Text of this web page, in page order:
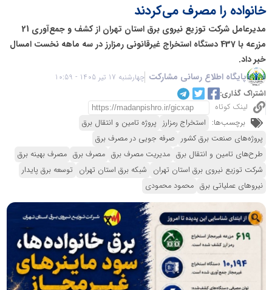
خانواده را مصرف می‌کردند
مدیرعامل شرکت توزیع نیروی برق استان تهران از کشف و جمع‌آوری 21
مزرعه با 437 دستگاه استخراج غیرقانونی رمزارز در سه ماهه نخست امسال
خبر داد.
پایگاه اطلاع رسانی مشارکت چهارشنبه 17 تیر 1405 - 10:59
اشتراک گذاری:
لینک کوتاه
برچسب‌ها: استخراج رمزارز پروژه تامین و انتقال برق
پروژه‌های صنعت برق کشور صرفه جویی در مصرف برق
طرح‌های تامین و انتقال برق مدیریت مصرف برق مصرف برق مصرف بهینه برق
شرکت توزیع نیروی برق استان تهران شبکه برق استان تهران توسعه برق پایدار
نیروهای عملیاتی برق محمود محمودی